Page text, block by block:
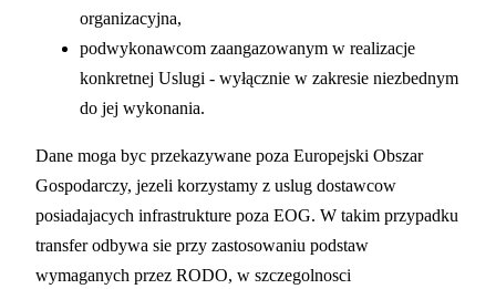
organizacyjna,
podwykonawcom zaangazowanym w realizacje
konkretnej Uslugi - wyłącznie w zakresie niezbednym
do jej wykonania.
Dane moga byc przekazywane poza Europejski Obszar
Gospodarczy, jezeli korzystamy z uslug dostawcow
posiadajacych infrastrukture poza EOG. W takim przypadku
transfer odbywa sie przy zastosowaniu podstaw
wymaganych przez RODO, w szczegolnosci